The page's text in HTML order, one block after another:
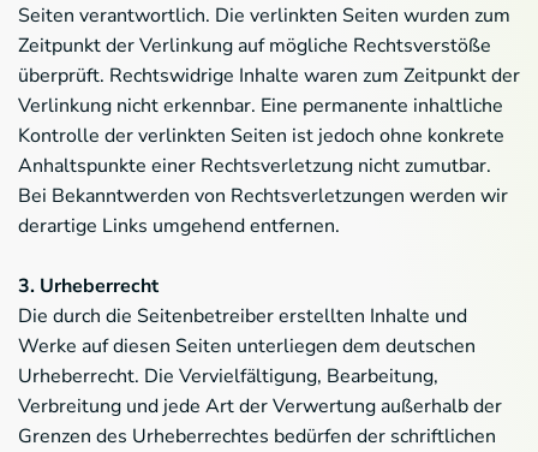
Seiten verantwortlich. Die verlinkten Seiten wurden zum
Zeitpunkt der Verlinkung auf mögliche Rechtsverstöße
überprüft. Rechtswidrige Inhalte waren zum Zeitpunkt der
Verlinkung nicht erkennbar. Eine permanente inhaltliche
Kontrolle der verlinkten Seiten ist jedoch ohne konkrete
Anhaltspunkte einer Rechtsverletzung nicht zumutbar.
Bei Bekanntwerden von Rechtsverletzungen werden wir
derartige Links umgehend entfernen.
3. Urheberrecht
Die durch die Seitenbetreiber erstellten Inhalte und
Werke auf diesen Seiten unterliegen dem deutschen
Urheberrecht. Die Vervielfältigung, Bearbeitung,
Verbreitung und jede Art der Verwertung außerhalb der
Grenzen des Urheberrechtes bedürfen der schriftlichen